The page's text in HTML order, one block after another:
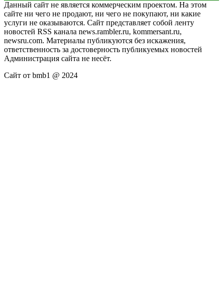
Данный сайт не является коммерческим проектом. На этом
сайте ни чего не продают, ни чего не покупают, ни какие
услуги не оказываются. Сайт представляет собой ленту
новостей RSS канала news.rambler.ru, kommersant.ru,
newsru.com. Материалы публикуются без искажения,
ответственность за достоверность публикуемых новостей
Администрация сайта не несёт.
Сайт от bmb1 @ 2024